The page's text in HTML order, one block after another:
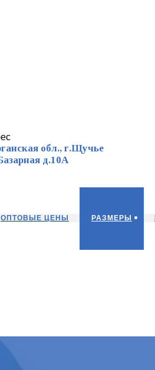
обл., г.Щучье
д.10А
ОПТОВЫЕ ЦЕНЫ РАЗМЕРЫ